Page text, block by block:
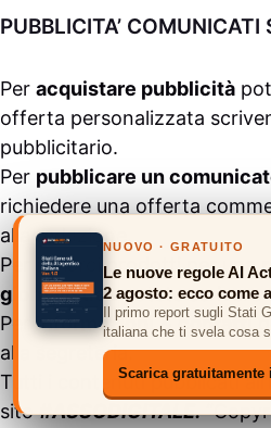
PUBBLICITA’ COMUNICATI
Per acquistare pubblicità
offerta personalizzata
pubblicitario.
Per pubblicare un
richiedere una offerta
allaredazione
Per inviarci prodotti per una
giornalisticapotete scrivere
Per informazioni &contatti
alla
segreteria.
Tutti i contenuti pubblicati
sito#ASSODIGITALE.
NUOVO · GRATUITO
Le nuove regole AI
2 agosto: ecco come
Il primo report sugli Stati
italiana che ti svela cosa
Scarica